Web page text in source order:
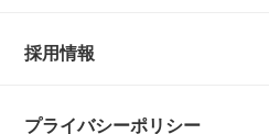
採用情報
プライバシーポリシー